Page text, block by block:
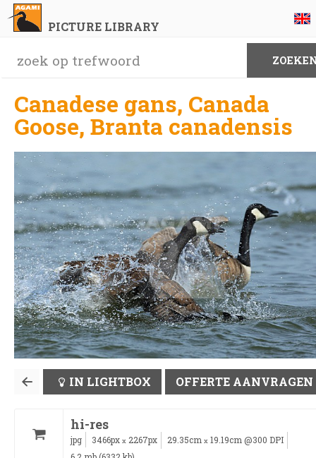
PICTURE LIBRARY
Canadese gans, Canada
Goose, Branta canadensis
IN LIGHTBOX OFFERTE AANVRAGEN
hi-res
jpg 3466px x 2267px 29.35cm x 19.19cm @300 DPI